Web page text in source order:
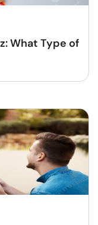
What Type of